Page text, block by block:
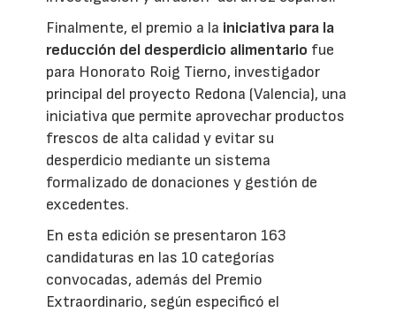
Finalmente, el premio a la iniciativa para la
reducción del desperdicio alimentario fue
para Honorato Roig Tierno, investigador
principal del proyecto Redona (Valencia), una
iniciativa que permite aprovechar productos
frescos de alta calidad y evitar su
desperdicio mediante un sistema
formalizado de donaciones y gestión de
excedentes.
En esta edición se presentaron 163
candidaturas en las 10 categorías
convocadas, además del Premio
Extraordinario, según especificó el